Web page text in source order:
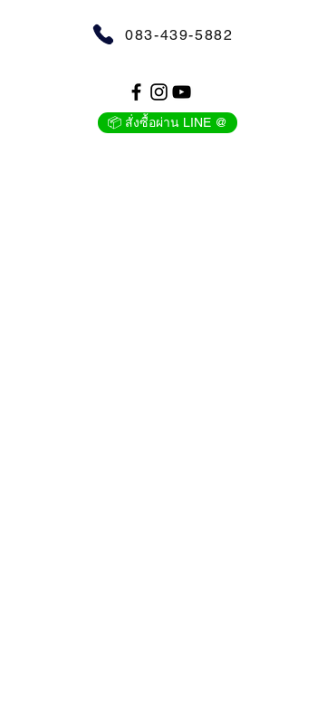
083-439-5882
📦 สั่งซื้อผ่าน LINE @